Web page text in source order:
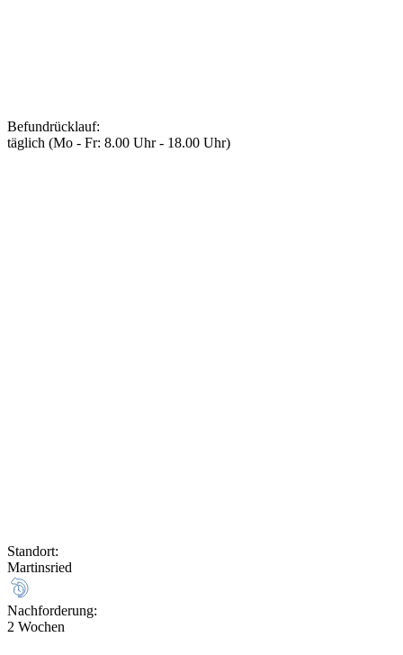
Befundrücklauf:
täglich (Mo - Fr: 8.00 Uhr - 18.00 Uhr)
Standort:
Martinsried
Nachforderung:
2 Wochen